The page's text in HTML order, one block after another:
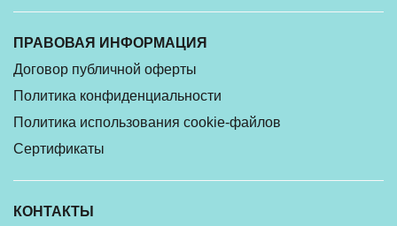
ПРАВОВАЯ ИНФОРМАЦИЯ
Договор публичной оферты
Политика конфиденциальности
Политика использования cookie-файлов
Сертификаты
КОНТАКТЫ